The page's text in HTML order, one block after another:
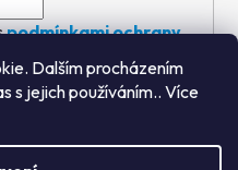
Dalším procházením
s jejich používáním.. Více
podmínkami ochrany